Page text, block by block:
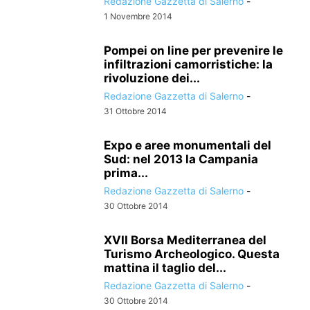
1 Novembre 2014
Pompei on line per prevenire le
infiltrazioni camorristiche: la
rivoluzione dei...
Redazione Gazzetta di Salerno -
31 Ottobre 2014
Expo e aree monumentali del
Sud: nel 2013 la Campania
prima...
Redazione Gazzetta di Salerno -
30 Ottobre 2014
XVII Borsa Mediterranea del
Turismo Archeologico. Questa
mattina il taglio del...
Redazione Gazzetta di Salerno -
30 Ottobre 2014